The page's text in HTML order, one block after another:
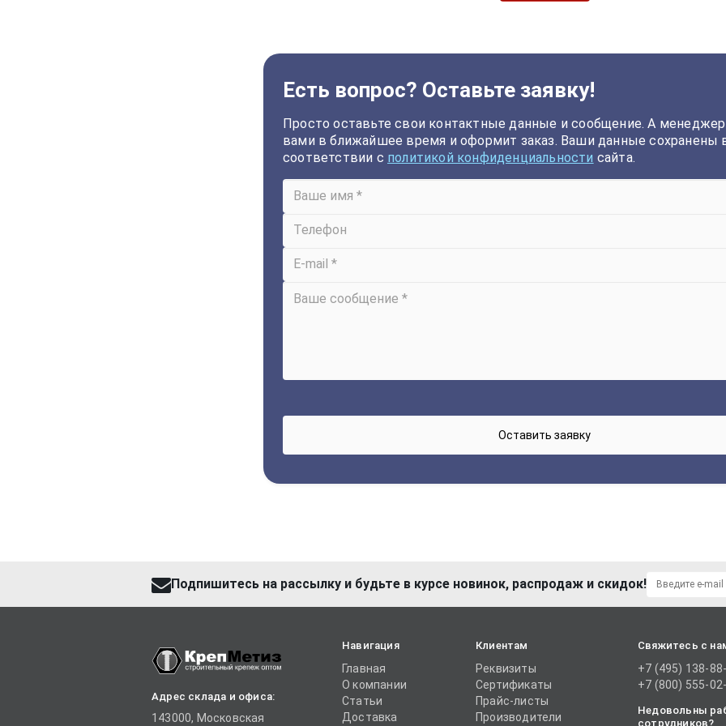
Есть вопрос? Оставьте заявку!
Просто оставьте свои контактные данные и сообщение. А
вами в ближайшее время и оформит заказ. Ваши данные сохранены
соответствии с политикой конфиденциальности сайта.
Подпишитесь на рассылку и будьте в курсе новинок, распродаж и скидок!
Адрес склада и офиса:
143000, Московская
Навигация
Главная
О компании
Статьи
Доставка
Клиентам
Реквизиты
Сертификаты
Прайс-листы
Производители
Свяжитесь с
+7 (495) 138-
+7 (800) 555-
Недовольны
сотрудников?